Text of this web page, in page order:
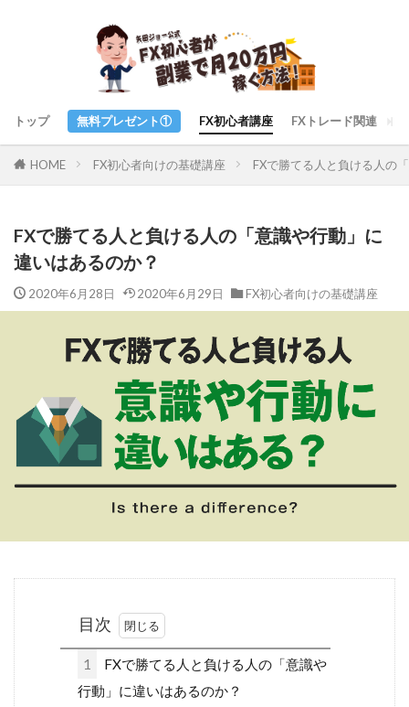
トップ 無料プレゼント① FX初心者講座 FXトレード関連
HOME FX初心者向けの基礎講座 FXで勝てる人と負ける人の
FXで勝てる人と負ける人の「意識や行動」に
違いはあるのか？
2020年6月28日 2020年6月29日 FX初心者向けの基礎講座
目次
1
FXで勝てる人と負ける人の「意識や
行動」に違いはあるのか？